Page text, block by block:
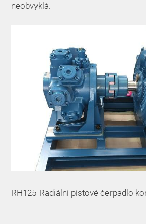
neobvyklá.
RH125-Radiální pístové čerpadlo